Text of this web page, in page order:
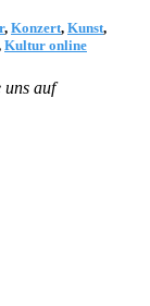
, Konzert, Kunst,
Kultur online
uns auf